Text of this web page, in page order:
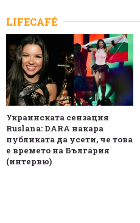
LIFECAFÉ
Украинската сензация
Ruslana: DARA накара
публиката да усети, че това
е времето на България
(интервю)